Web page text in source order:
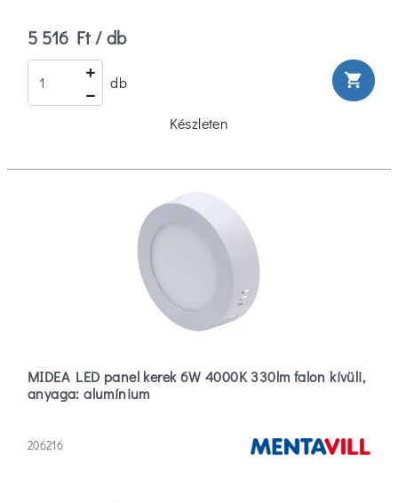
5 516 Ft / db
db shopping_cart
Készleten
MIDEA LED panel kerek 6W 4000K 330lm falon kívüli,
anyaga: alumínium
206216